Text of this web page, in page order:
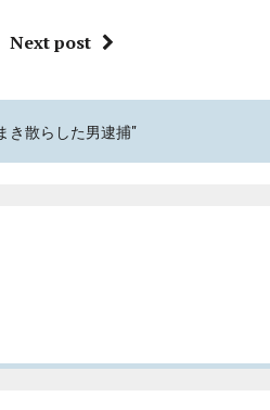
Next post
き散らした男逮捕"